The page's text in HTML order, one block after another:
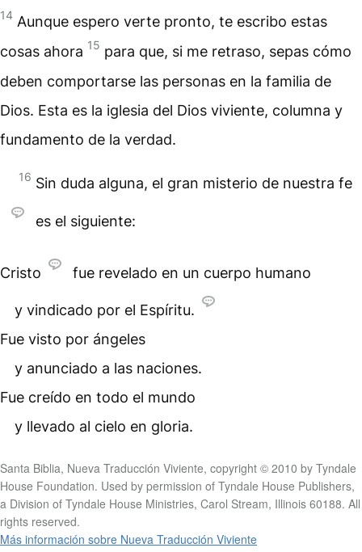
14 Aunque espero verte pronto, te escribo estas
cosas ahora 15 para que, si me retraso, sepas cómo
deben comportarse las personas en la familia de
Dios. Esta es la iglesia del Dios viviente, columna y
fundamento de la verdad.
16 Sin duda alguna, el gran misterio de nuestra fe
es el siguiente:
Cristo fue revelado en un cuerpo humano
y vindicado por el Espíritu.
Fue visto por ángeles
y anunciado a las naciones.
Fue creído en todo el mundo
y llevado al cielo en gloria.
Santa Biblia, Nueva Traducción Viviente, copyright © 2010 by Tyndale
House Foundation. Used by permission of Tyndale House Publishers,
a Division of Tyndale House Ministries, Carol Stream, Illinois 60188. All
rights reserved.
Más información sobre Nueva Traducción Viviente